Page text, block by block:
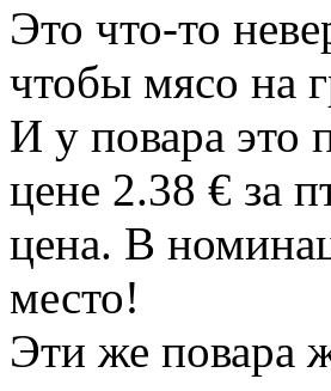
Это что-то
чтобы мясо на
И у повара это
цене 2.38 € за
цена. В
место!
Эти же повара